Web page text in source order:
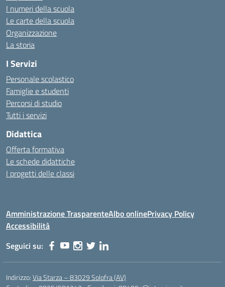
I numeri della scuola
Le carte della scuola
Organizzazione
La storia
I Servizi
Personale scolastico
Famiglie e studenti
Percorsi di studio
Tutti i servizi
Didattica
Offerta formativa
Le schede didattiche
I progetti delle classi
Amministrazione TrasparenteAlbo onlinePrivacy Policy
Accessibilità
Seguici su:
Indirizzo:Via Starza – 83029 Solofra (AV)